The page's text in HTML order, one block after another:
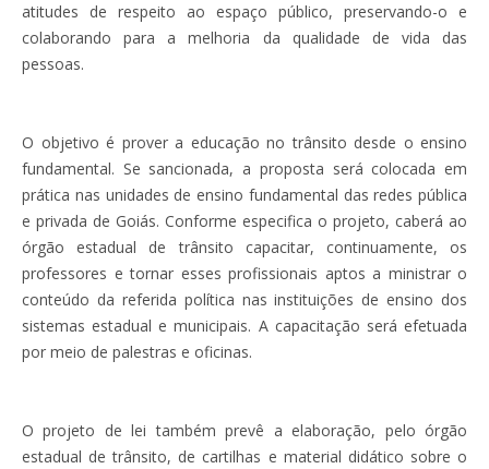
atitudes de respeito ao espaço público, preservando-o e
colaborando para a melhoria da qualidade de vida das
pessoas.
O objetivo é prover a educação no trânsito desde o ensino
fundamental. Se sancionada, a proposta será colocada em
prática nas unidades de ensino fundamental das redes pública
e privada de Goiás. Conforme especifica o projeto, caberá ao
órgão estadual de trânsito capacitar, continuamente, os
professores e tornar esses profissionais aptos a ministrar o
conteúdo da referida política nas instituições de ensino dos
sistemas estadual e municipais. A capacitação será efetuada
por meio de palestras e oficinas.
O projeto de lei também prevê a elaboração, pelo órgão
estadual de trânsito, de cartilhas e material didático sobre o